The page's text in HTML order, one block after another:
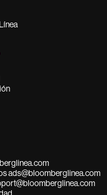
ads@bloomberglinea.com